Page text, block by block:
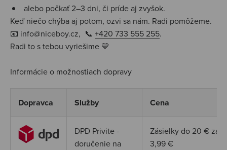
alebo počkať 2–3 dni, či príde aj zvyšok.
Keď niečo chýba aj potom, ozvi sa nám. Radi pomôžeme.
📧 info@niceboy.cz, 📞 +420 733 555 255.
Radi to s tebou vyriešime 💛
Informácie o možnostiach dopravy
Dopravca Služby Cena
DPD Privite -
doručenie na
Zásielky do 20 € za
3,99€